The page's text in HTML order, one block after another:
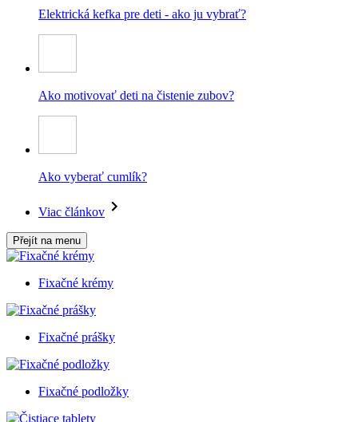
Elektrická kefka pre deti - ako ju vybrať?
Ako motivovať deti na čistenie zubov?
Ako vyberať cumlík?
Viac článkov
Přejít na menu
Fixačné krémy
Fixačné prášky
Fixačné podložky